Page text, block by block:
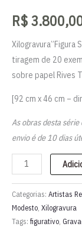
R$
Xilogravura”Figura
tiragem de 20
sobre papel Rives
[92 cm x 46 cm –
As obras desta série
envio é de 10 dias
Xilogravura
"Figura
Sincrética
II"
-
Categorias: Artistas
Modesto Xilogravura
Tags: figurativo